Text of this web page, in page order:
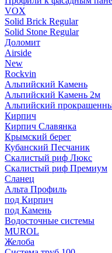
VOX
Solid Brick Regular
Solid Stone Regular
Доломит
Airside
New
Rockvin
Альпийский Камень
Альпийский Камень 2м
Альпийский
Кирпич
Кирпич Славянка
Крымский берег
Кубанский Песчаник
Скалистый риф Люкс
Скалистый риф Премиум
Сланец
Альта Профиль
под Кирпич
под Камень
Водосточные системы
MUROL
Желоба